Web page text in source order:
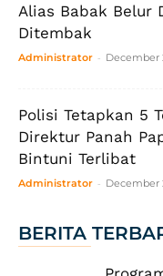
Alias Babak Belur
Ditembak
Administrator - December
Polisi Tetapkan 5
Direktur Panah
Bintuni Terlibat
Administrator - December
BERITA